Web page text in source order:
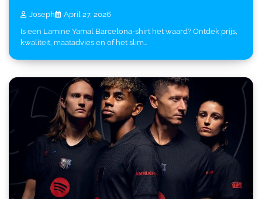
Joseph
April 27, 2026
Is een Lamine Yamal Barcelona-shirt het waard? Ontdek prijs,
kwaliteit, maatadvies en of het slim…